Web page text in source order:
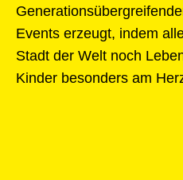
Events erzeugt, indem
Stadt der Welt noch
Kinder besonders am